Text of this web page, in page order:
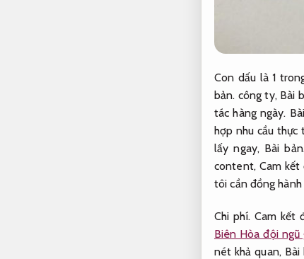
Con dấu là 1
bản. công ty, Bài
tác hàng ngày.
hợp nhu cầu thực
lấy ngay, Bài
content, Cam kết
tôi cần đồng hành
Chi phí. Cam kết
Biên Hòa đội ngũ
nét khả quan, Bài